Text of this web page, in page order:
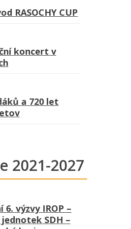
RASOCHY CUP
koncert v
a 720 let
2021-2027
6. výzvy IROP –
SDH –